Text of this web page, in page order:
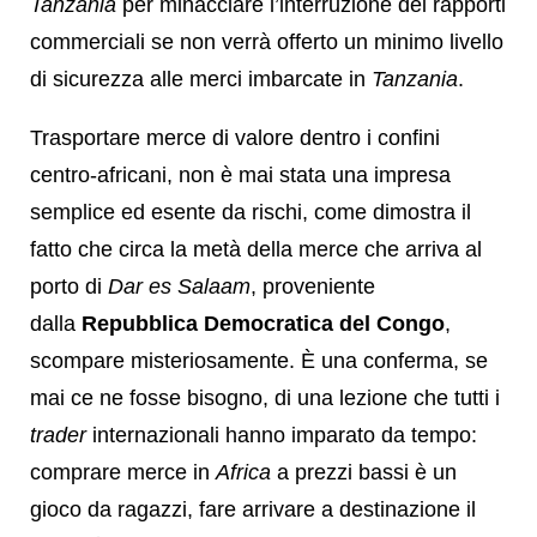
commerciali se non verrà offerto un minimo livello
di sicurezza alle merci imbarcate in Tanzania.
Trasportare merce di valore dentro i confini
centro-africani, non è mai stata una impresa
semplice ed esente da rischi, come dimostra il
fatto che circa la metà della merce che arriva al
porto di Dar es Salaam, proveniente
dalla Repubblica Democratica del Congo,
scompare misteriosamente. È una conferma, se
mai ce ne fosse bisogno, di una lezione che tutti i
traderinternazionali hanno imparato da tempo:
comprare merce in Africa a prezzi bassi è un
gioco da ragazzi, fare arrivare a destinazione il